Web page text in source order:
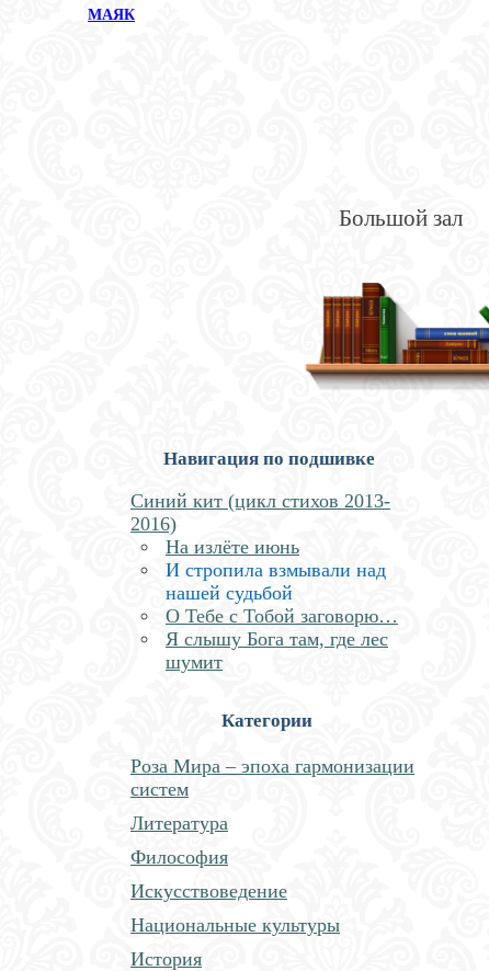
МАЯК
Большой зал
Навигация по подшивке
Синий кит (цикл стихов 2013-
2016)
На излёте июнь
И стропила взмывали над
нашей судьбой
О Тебе с Тобой заговорю…
Я слышу Бога там, где лес
шумит
Категории
Роза Мира – эпоха гармонизации
систем
Литература
Философия
Искусствоведение
Национальные культуры
История